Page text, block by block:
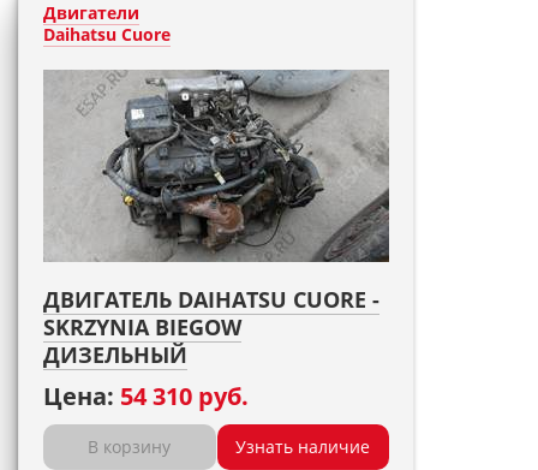
Двигатели
Daihatsu Cuore
ДВИГАТЕЛЬ DAIHATSU CUORE -
SKRZYNIA BIEGOW
ДИЗЕЛЬНЫЙ
Цена: 54 310 руб.
В корзину Узнать наличие